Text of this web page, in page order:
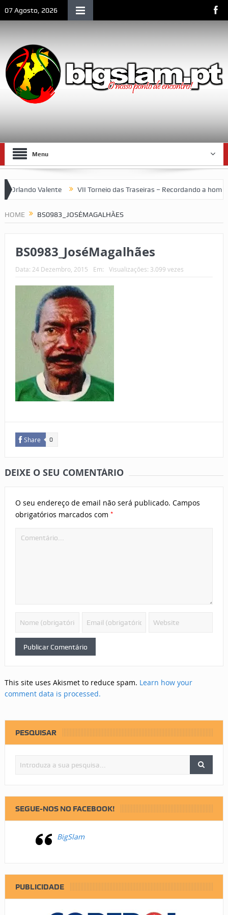
07 Agosto, 2026
Menu
Orlando Valente VII Torneio das Traseiras – Recordando a
HOME BS0983_JOSÉMAGALHÃES
BS0983_JoséMagalhães
Data: 24 Dezembro, 2015 Em: Visualizações: 3.099 vezes
Share 0
DEIXE O SEU COMENTÁRIO
O seu endereço de email não será publicado. Campos
obrigatórios marcados com *
This site uses Akismet to reduce spam. Learn how your
comment data is processed.
PESQUISAR
SEGUE-NOS NO FACEBOOK!
BigSlam
PUBLICIDADE